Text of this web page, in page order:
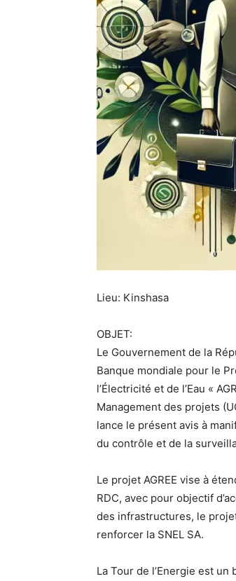
Lieu: Kinshasa
OBJET:
Le Gouvernement de la
Banque mondiale pour le
l’Électricité et de l’Eau «
Management des projets
lance le présent avis à
du contrôle et de la
Le projet AGREE vise à
RDC, avec pour objectif
des infrastructures, le
renforcer la SNEL SA.
La Tour de l’Energie est un